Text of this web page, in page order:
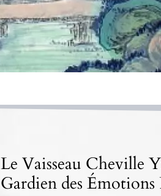
Le Vaisseau Cheville
Gardien des Émotions